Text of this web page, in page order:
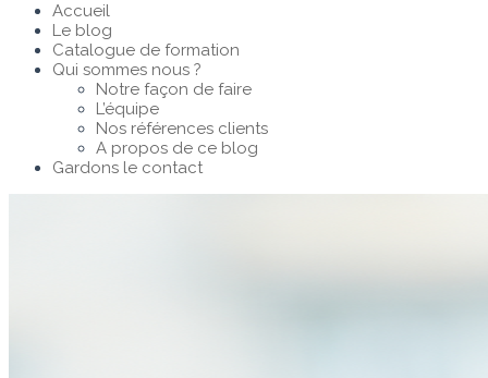
Accueil
Le blog
Catalogue de formation
Qui sommes nous ?
Notre façon de faire
L’équipe
Nos références clients
A propos de ce blog
Gardons le contact